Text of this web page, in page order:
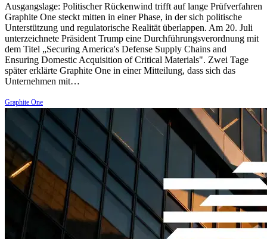
Ausgangslage: Politischer Rückenwind trifft auf lange Prüfverfahren
Graphite One steckt mitten in einer Phase, in der sich politische
Unterstützung und regulatorische Realität überlappen. Am 20. Juli
unterzeichnete Präsident Trump eine Durchführungsverordnung mit
dem Titel „Securing America's Defense Supply Chains and
Ensuring Domestic Acquisition of Critical Materials". Zwei Tage
später erklärte Graphite One in einer Mitteilung, dass sich das
Unternehmen mit…
Graphite One